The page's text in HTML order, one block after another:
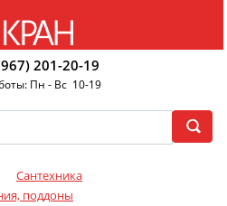
201-20-19
Пн - Вс 10-19
Сантехника
поддоны